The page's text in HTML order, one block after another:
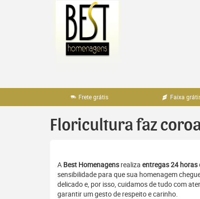
Frete grátis Faixa
Floricultura faz
A Best Homenagens realiza entregas 24 horas
sensibilidade para que sua homenagem
delicado e, por isso, cuidamos de tudo com
garantir um gesto de respeito e carinho.